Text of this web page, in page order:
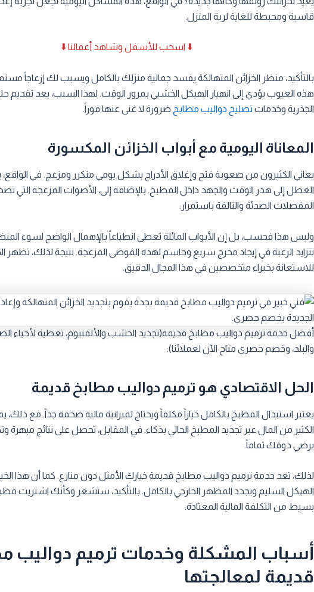
قاسية ومحبطة للغاية لربة المنزل.
⬇️ اسحب للأسفل وشاهد أعمالنا ⬇️
بالتأكيد، منظر الخزائن المتهالكة يفسد جمالية منزلك بالكامل ويسبب لك إزعاجاً
هذه العيوب يؤدي إلى انهيار الهيكل الخشبي بمرور الوقت. لهذا السبب، يعد تقديم
الجذرية وخدمات تصليح دواليب مطابخ ضرورة لا غنى عنها فوراً.
المعاناة اليومية مع أبواب الخزائن المكسورة
يعاني الكثيرون من صعوبة فتح وإغلاق الأدراج بشكل يومي متكرر ومزعج. في
العطل إلى هدر الوقت والجهد داخل المطبخ. بالإضافة إلى، الأصوات المزعجة التي
المفصلات الصدئة والتالفة باستمرار.
وليس هذا فحسب، بل إن الأبواب المائلة تعطي انطباعاً بالإهمال الواضح لسوء
تتزايد الرغبة في إيجاد مخرج سريع وحاسم لهذه الفوضى المزعجة. نتيجة لذلك، تظهر
للاستعانة بخبراء متخصصين في هذا المجال الدقيق.
أفضل خدمة ترميم دواليب مطابخ قديمة(تجديد الخشب والألمنيوم، تغطية لأحياء
والبلد، وخصم حصري متاح الآن لعملائنا).
الحل الاقتصادي هو ترميم دواليب مطابخ قديمة
يعتبر استبدال المطبخ بالكامل خياراً مكلفاً ويحتاج لميزانية مالية ضخمة جداً. مع ذلك،
الكثير من المال عبر تجديد المطبخ الحالي بذكاء. في المقابل، تحصل على نتائج
يرضي ذوقك تماماً.
لذلك، تعد خدمة ترميم دواليب مطابخ قديمة خيارك الأمثل دون منازع. كما أن هذا
الهيكل السليم ويجدد المظهر الخارجي بالكامل. بالتأكيد، ستشعر وكأنك اشتريت
بسيط من التكلفة المالية المعتادة.
أسباب المشكلة وخدمات ترميم دواليب
قديمة لمعالجتها